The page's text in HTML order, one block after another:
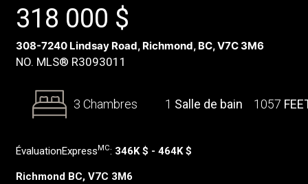
318 000 $
308-7240 Lindsay Road, Richmond, BC, V7C 3M6
NO. MLS® R3093011
3 Chambres 1 Salle de bain 1057
ÉvaluationExpress MC: 346K $ - 464K $
Richmond BC, V7C 3M6